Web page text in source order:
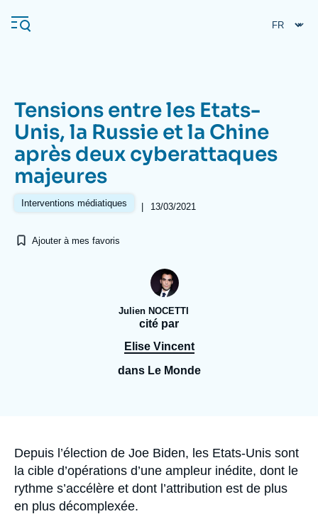
au
contenu
Navigation
principale
L'Ifri
Analyses
Se connecter
Tensions entre les Etats-
Unis, la Russie et la Chine
après deux cyberattaques
majeures
Interventions médiatiques | 13/03/2021
Ajouter à mes favoris
Julien NOCETTI
cité par
Elise Vincent
dans Le Monde
Accroche
Depuis l’élection de Joe Biden, les Etats-Unis sont
la cible d’opérations d’une ampleur inédite, dont le
rythme s’accélère et dont l’attribution est de plus
en plus décomplexée.